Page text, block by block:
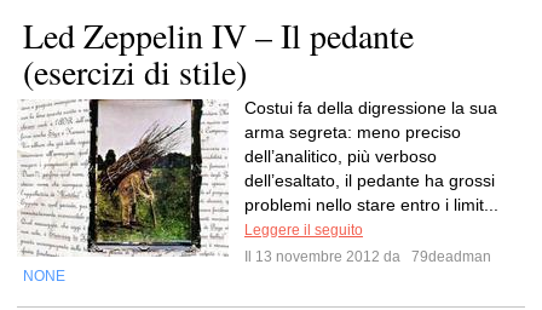
Led Zeppelin IV – Il pedante
(esercizi di stile)
Costui fa della digressione la sua
arma segreta: meno preciso
dell’analitico, più verboso
dell’esaltato, il pedante ha grossi
problemi nello stare entro i limit...
Leggere il seguito
Il 13 novembre 2012 da
79deadman
NONE